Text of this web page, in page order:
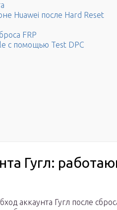
Huawei после Hard Reset
FRP
с помощью Test DPC
Гугл:
аккаунта Гугл после